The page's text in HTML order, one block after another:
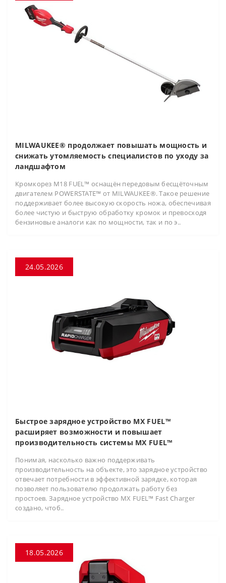
MILWAUKEE® продолжает повышать мощность и
снижать утомляемость специалистов по уходу за
ландшафтом
Кромкорез M18 FUEL™ оснащён передовым бесщёточным
двигателем POWERSTATE™ от MILWAUKEE®. Такое решение
поддерживает более высокую скорость ножа, обеспечивая
более чистую и быструю обработку кромок и превосходя
бензиновые аналоги как по мощности, так и по э..
24.05.2026
Быстрое зарядное устройство MX FUEL™
расширяет возможности и повышает
производительность системы MX FUEL™
Понимая, насколько важно поддерживать
производительность на объекте, это зарядное устройство
отвечает потребности в эффективной зарядке, которая
позволяет пользователю продолжать работу без
простоев. Зарядное устройство MX FUEL™ Fast Charger
создано, чтоб..
18.05.2026